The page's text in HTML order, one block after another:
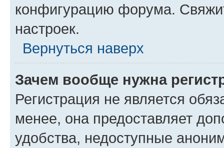
конфигурацию форума.
настроек.
Вернуться наверх
Зачем вообще нужна
Регистрация не является
менее, она предоставляет
удобства, недоступные